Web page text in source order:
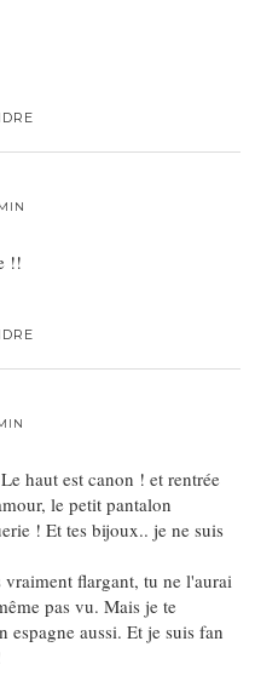
!!
haut est canon ! et rentrée
le petit pantalon
! Et tes bijoux.. je ne suis
vraiment flargant, tu ne l'aurai
pas vu. Mais je te
espagne aussi. Et je suis fan